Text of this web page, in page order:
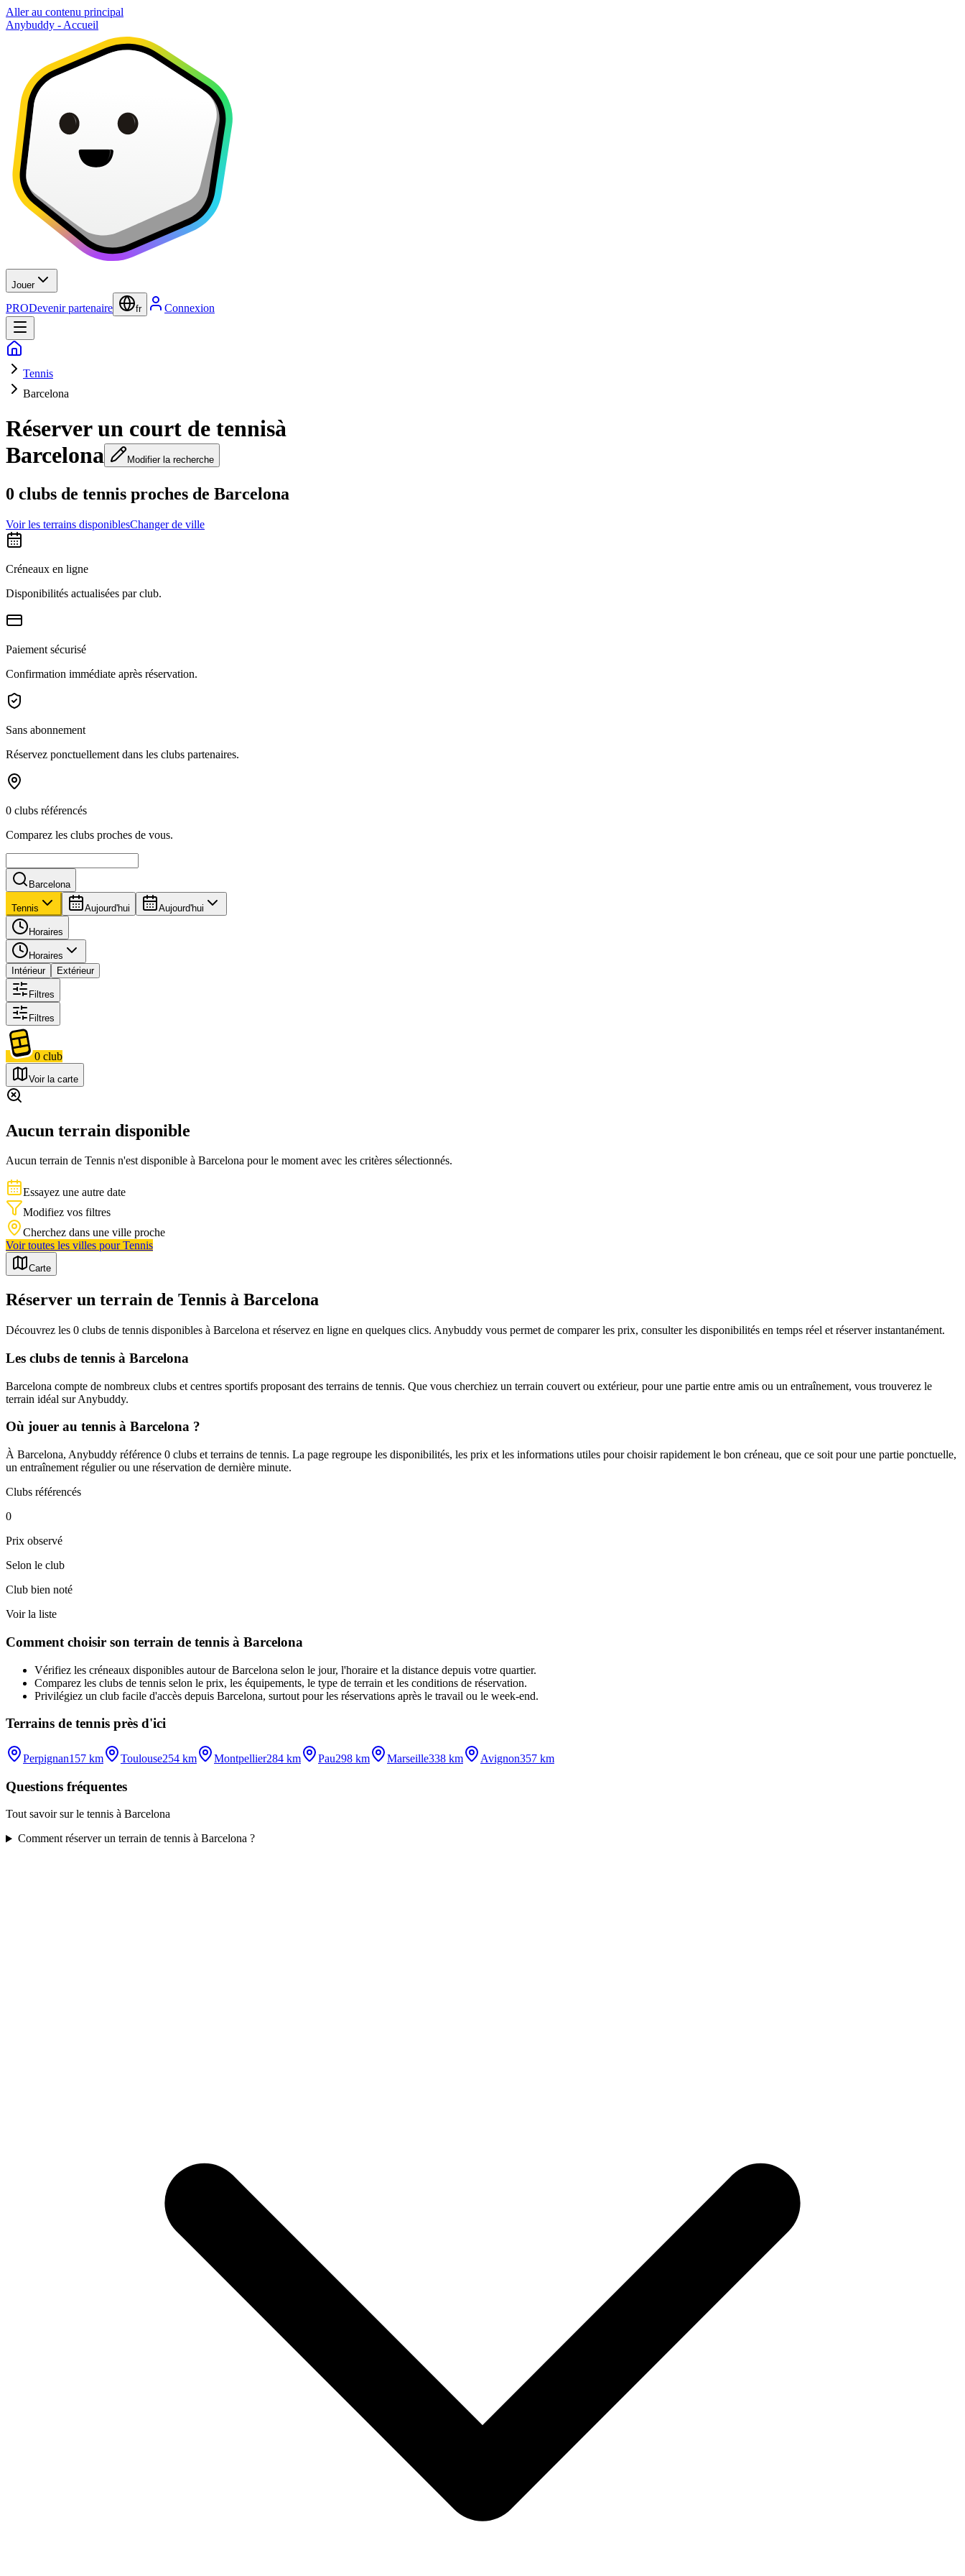
Aller au contenu principal
Anybuddy - Accueil
Jouer
PRODevenir partenaire fr Connexion
Tennis
Barcelona
Réserver un court de tennisà
Barcelona
Modifier la recherche
0 clubs de tennis proches de Barcelona
Voir les terrains disponiblesChanger de ville
Créneaux en ligne
Disponibilités actualisées par club.
Paiement sécurisé
Confirmation immédiate après réservation.
Sans abonnement
Réservez ponctuellement dans les clubs partenaires.
0 clubs référencés
Comparez les clubs proches de vous.
Barcelona
Tennis Aujourd'hui Aujourd'hui
Horaires
Horaires
Intérieur
Extérieur
Filtres
Filtres
0 club
Voir la carte
Aucun terrain disponible
Aucun terrain de Tennis n'est disponible à Barcelona pour le moment avec les critères sélectionnés.
Essayez une autre date
Modifiez vos filtres
Cherchez dans une ville proche
Voir toutes les villes pourTennis
Carte
Réserver un terrain de Tennis à Barcelona
Découvrez les 0 clubs de tennis disponibles à Barcelona et réservez en ligne en quelques clics. Anybuddy vous permet de comparer les prix, consulter les disponibilités en temps réel et réserver instantanément.
Les clubs de tennis à Barcelona
Barcelona compte de nombreux clubs et centres sportifs proposant des terrains de tennis. Que vous cherchiez un terrain couvert ou extérieur, pour une partie entre amis ou un entraînement, vous trouverez le
terrain idéal sur Anybuddy.
Où jouer au tennis à Barcelona ?
À Barcelona, Anybuddy référence 0 clubs et terrains de tennis. La page regroupe les disponibilités, les prix et les informations utiles pour choisir rapidement le bon créneau, que ce soit pour une partie ponctuelle,
un entraînement régulier ou une réservation de dernière minute.
Clubs référencés
0
Prix observé
Selon le club
Club bien noté
Voir la liste
Comment choisir son terrain de tennis à Barcelona
Vérifiez les créneaux disponibles autour de Barcelona selon le jour, l'horaire et la distance depuis votre quartier.
Comparez les clubs de tennis selon le prix, les équipements, le type de terrain et les conditions de réservation.
Privilégiez un club facile d'accès depuis Barcelona, surtout pour les réservations après le travail ou le week-end.
Terrains de tennis près d'ici
Perpignan157 km Toulouse254 km Montpellier284 km Pau298 km Marseille338 km Avignon357 km
Questions fréquentes
Tout savoir sur le tennis à Barcelona
Comment réserver un terrain de tennis à Barcelona ?